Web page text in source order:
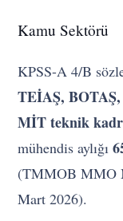
Kamu Sektörü
KPSS-A 4/B
TEİAŞ, BOTAŞ,
MİT teknik
mühendis aylığı
(TMMOB MMO
Mart 2026).